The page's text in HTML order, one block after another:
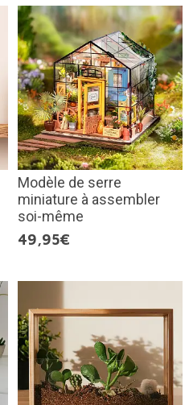
Modèle de serre
miniature à assembler
soi-même
49,95€